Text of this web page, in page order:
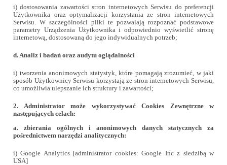
i) dostosowania zawartości stron internetowych Serwisu do preferencji
Użytkownika oraz optymalizacji korzystania ze stron internetowych
Serwisu. W szczególności pliki te pozwalają rozpoznać podstawowe
parametry Urządzenia Użytkownika i odpowiednio wyświetlić stronę
internetową, dostosowaną do jego indywidualnych potrzeb;
d. Analiz i badań oraz audytu oglądalności
i) tworzenia anonimowych statystyk, które pomagają zrozumieć, w jaki
sposób Użytkownicy Serwisu korzystają ze stron internetowych Serwisu,
co umożliwia ulepszanie ich struktury i zawartości;
2. Administrator może wykorzystywaćCookies Zewnętrzne w
następujących celach:
a. zbierania ogólnych i anonimowych danych statycznych za
pośrednictwem narzędzi analitycznych:
i) Google Analytics [administrator cookies: Google Inc z siedzibą w
USA]